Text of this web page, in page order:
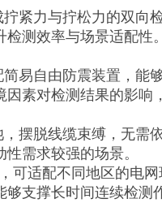
紧力与拧松力的双向
测效率与场景适配性。
易自由防震装置，能
素对检测结果的影响
摆脱线缆束缚，无需
需求较强的场景。
可适配不同地区的电
支撑长时间连续检测